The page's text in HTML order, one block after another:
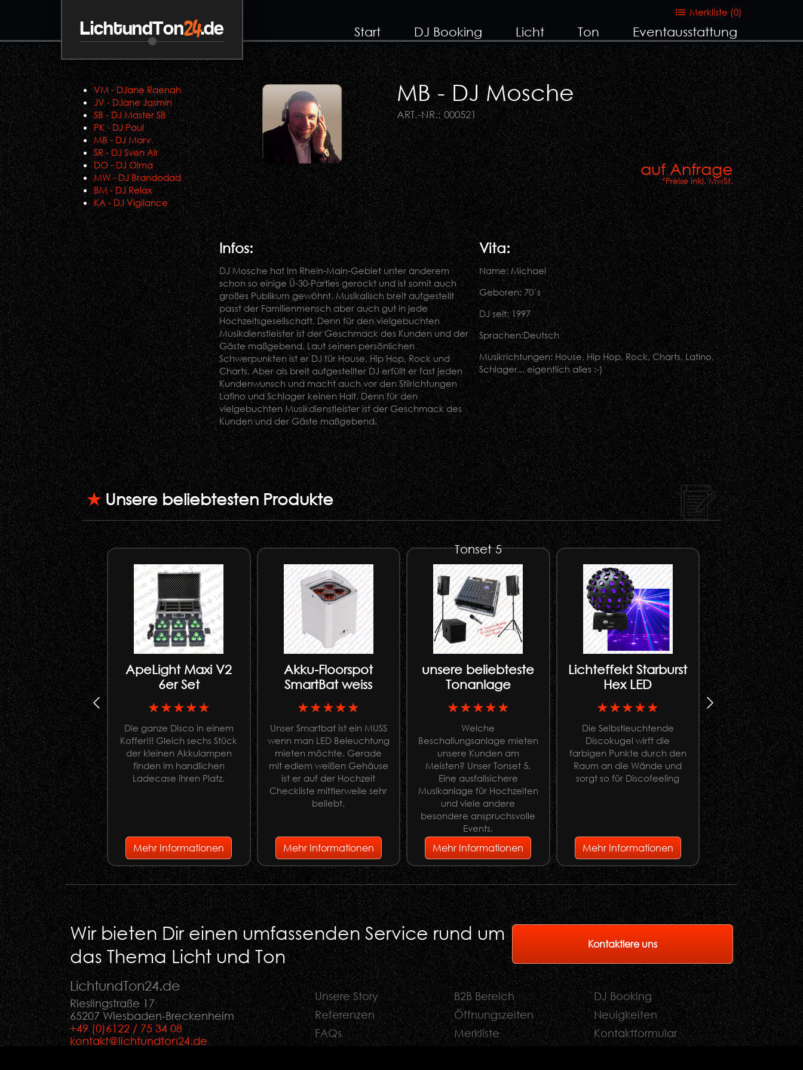
Merkliste (0)
Start DJ Booking Licht Ton Eventausstattung
LichtundTon24.de
VM - DJane Raenah
JV - DJane Jasmin
SB - DJ Master SB
PK - DJ Paul
MB - DJ Marv
SR - DJ Sven Air
DO - DJ Olma
MW - DJ Brandodad
BM - DJ Relax
KA - DJ Vigilance
MB - DJ Mosche
ART.-NR.: 000521
auf Anfrage
*Preise inkl. MwSt.
Infos:
DJ Mosche hat im Rhein-Main-Gebiet unter anderem
schon so einige Ü-30-Parties gerockt und ist somit auch
großes Publikum gewöhnt. Musikalisch breit aufgestellt
passt der Familienmensch aber auch gut in jede
Hochzeitsgesellschaft. Denn für den vielgebuchten
Musikdienstleister ist der Geschmack des Kunden und der
Gäste maßgebend. Laut seinen persönlichen
Schwerpunkten ist er DJ für House, Hip Hop, Rock und
Charts. Aber als breit aufgestellter DJ erfüllt er fast jeden
Kundenwunsch und macht auch vor den Stilrichtungen
Latino und Schlager keinen Halt. Denn für den
vielgebuchten Musikdienstleister ist der Geschmack des
Kunden und der Gäste maßgebend.
Vita:
Name: Michael
Geboren: 70´s
DJ seit: 1997
Sprachen:Deutsch
Musikrichtungen: House, Hip Hop, Rock, Charts, Latino,
Schlager... eigentlich alles :-)
★Unsere beliebtesten Produkte
ApeLight Maxi V2
6er Set
★★★★★
Die ganze Disco in einem
Koffer!!! Gleich sechs Stück
der kleinen Akkulampen
finden im handlichen
Ladecase ihren Platz.
Mehr Informationen
Akku-Floorspot
SmartBat weiss
★★★★★
Unser Smartbat ist ein MUSS
wenn man LED Beleuchtung
mieten möchte. Gerade
mit edlem weißen Gehäuse
ist er auf der Hochzeit
Checkliste mittlerweile sehr
beliebt.
Mehr Informationen
Tonset 5
unsere beliebteste
Tonanlage
★★★★★
Welche
Beschallungsanlage mieten
unsere Kunden am
Meisten? Unser Tonset 5.
Eine ausfallsichere
Musikanlage für Hochzeiten
und viele andere
besondere anspruchsvolle
Events.
Mehr Informationen
Lichteffekt Starburst
Hex LED
★★★★★
Die Selbstleuchtende
Discokugel wirft die
farbigen Punkte durch den
Raum an die Wände und
sorgt so für Discofeeling
Mehr Informationen
Ständer
Apesticks
Lichtständer für
Montage von
(Apestick 4,
Apestick
Mehr
Wir bieten Dir einen umfassenden Service rund um
das Thema Licht und Ton
Kontaktiere uns
LichtundTon24.de
Rieslingstraße 17
65207 Wiesbaden-Breckenheim
+49 (0)6122 / 75 34 08
kontakt@lichtundton24.de
Unsere Story B2B Bereich
DJ Booking
Referenzen
Öffnungszeiten
Neuigkeiten
FAQs
Merkliste Kontaktformular